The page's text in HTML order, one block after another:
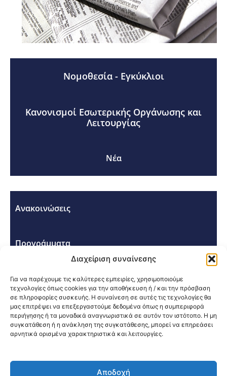
Διαχείριση συναίνεσης
Για να παρέχουμε τις καλύτερες εμπειρίες, χρησιμοποιούμε
τεχνολογίες όπως cookies για την αποθήκευση ή / και την πρόσβαση
σε πληροφορίες συσκευής. Η συναίνεση σε αυτές τις τεχνολογίες θα
μας επιτρέψει να επεξεργαστούμε δεδομένα όπως η συμπεριφορά
περιήγησης ή τα μοναδικά αναγνωριστικά σε αυτόν τον ιστότοπο. Η μη
συγκατάθεση ή η ανάκληση της συγκατάθεσης, μπορεί να επηρεάσει
αρνητικά ορισμένα χαρακτηριστικά και λειτουργίες.
Αποδοχή
Νομοθεσία - Εγκύκλιοι
Κανονισμοί Εσωτερικής Οργάνωσης και
Λειτουργίας
Νέα
Ανακοινώσεις
Προγράμματα
Σεμινάρια - Συνέδρια